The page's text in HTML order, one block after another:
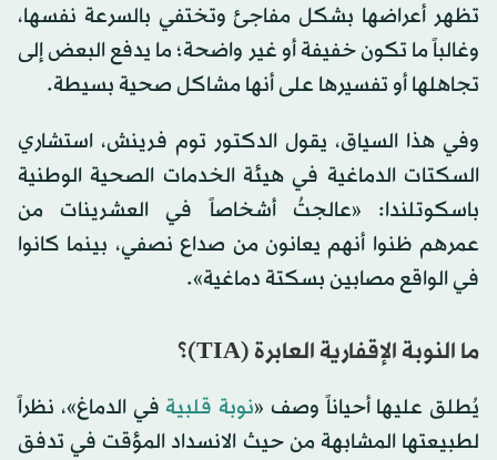
تظهر أعراضها بشكل مفاجئ وتختفي بالسرعة نفسها،
وغالباً ما تكون خفيفة أو غير واضحة؛ ما يدفع البعض إلى
تجاهلها أو تفسيرها على أنها مشاكل صحية بسيطة.
وفي هذا السياق، يقول الدكتور توم فرينش، استشاري
السكتات الدماغية في هيئة الخدمات الصحية الوطنية
باسكوتلندا: «عالجتُ أشخاصاً في العشرينات من
عمرهم ظنوا أنهم يعانون من صداع نصفي، بينما كانوا
في الواقع مصابين بسكتة دماغية».
ما النوبة الإقفارية العابرة (TIA)؟
يُطلق عليها أحياناً وصف «نوبة قلبية في الدماغ»، نظراً
لطبيعتها المشابهة من حيث الانسداد المؤقت في تدفق